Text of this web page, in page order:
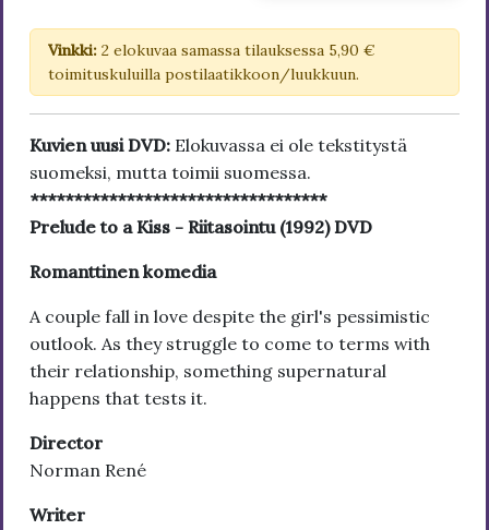
Vinkki: 2 elokuvaa samassa tilauksessa 5,90 €
toimituskuluilla postilaatikkoon/luukkuun.
Kuvien uusi DVD: Elokuvassa ei ole tekstitystä
suomeksi, mutta toimii suomessa.
**********************************
Prelude to a Kiss - Riitasointu (1992) DVD
Romanttinen komedia
A couple fall in love despite the girl's pessimistic
outlook. As they struggle to come to terms with
their relationship, something supernatural
happens that tests it.
Director
Norman René
Writer